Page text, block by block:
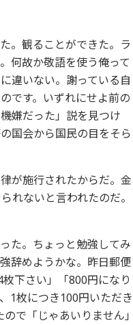
。観ることができた。ラ
何故か敬語を使う俺って
違いない。謝っている自
です。いずれにせよ前の
嫌だった」説を見つけ
国会から国民の目をそら
が施行されたからだ。金
れないと言われたのだ。
た。ちょっと勉強してみ
辞めようかな。昨日郵便
下さい」「800円になり
1枚につき100円いただき
で「じゃあいりません」